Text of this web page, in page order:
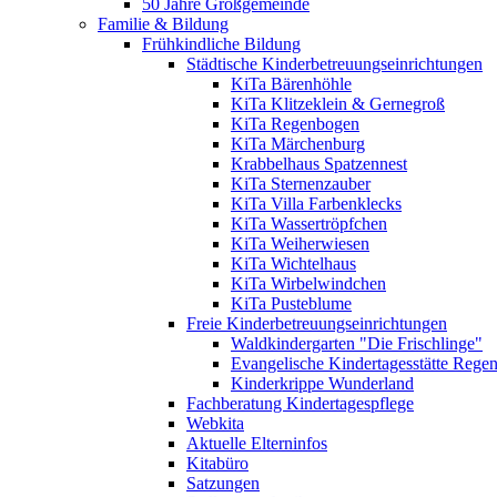
50 Jahre Großgemeinde
Familie & Bildung
Frühkindliche Bildung
Städtische Kinderbetreuungseinrichtungen
KiTa Bärenhöhle
KiTa Klitzeklein & Gernegroß
KiTa Regenbogen
KiTa Märchenburg
Krabbelhaus Spatzennest
KiTa Sternenzauber
KiTa Villa Farbenklecks
KiTa Wassertröpfchen
KiTa Weiherwiesen
KiTa Wichtelhaus
KiTa Wirbelwindchen
KiTa Pusteblume
Freie Kinderbetreuungseinrichtungen
Waldkindergarten "Die Frischlinge"
Evangelische Kindertagesstätte
Kinderkrippe Wunderland
Fachberatung Kindertagespflege
Webkita
Aktuelle Elterninfos
Kitabüro
Satzungen